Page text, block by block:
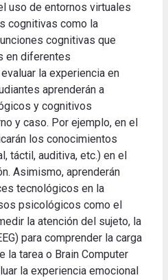
uso de entornos virtuales
cognitivas como la
cognitivas que
en diferentes
la experiencia en
aprenderán a
y cognitivos
y caso. Por ejemplo, en el
los conocimientos
táctil, auditiva, etc.) en el
Asimismo, aprenderán
tecnológicos en la
psicológicos como el
la atención del sujeto, la
para comprender la carga
la tarea o Brain Computer
la experiencia emocional